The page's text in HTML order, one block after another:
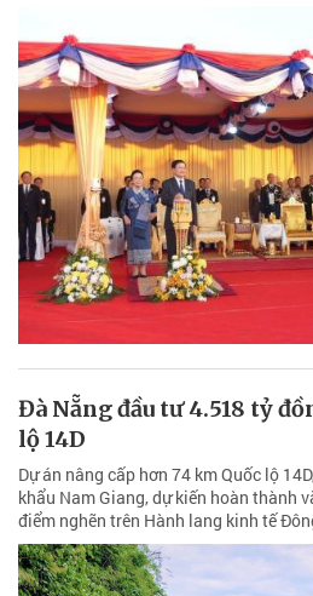
Đà Nẵng đầu tư 4.518 tỷ
lộ 14D
Dự án nâng cấp hơn 74 km Quốc lộ
khẩu Nam Giang, dự kiến hoàn thành
điểm nghẽn trên Hành lang kinh tế